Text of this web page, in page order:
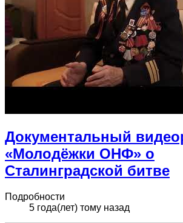
Документальный
«Молодёжки ОНФ» о
Сталинградской битве
Подробности
5 года(лет) тому назад